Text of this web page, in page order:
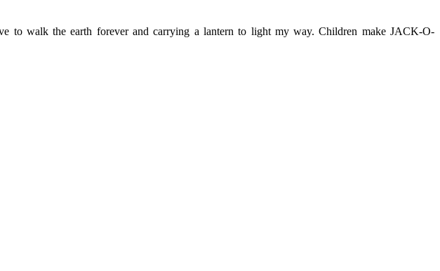
walk the earth forever and carrying a lantern to light my way. Children make JACK-O-